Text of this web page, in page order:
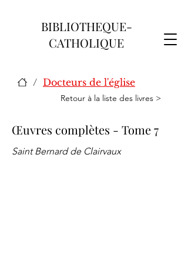
BIBLIOTHEQUE-
CATHOLIQUE
/ Docteurs de l'église
Retour à la liste des livres >
Œuvres complètes - Tome 7
Saint Bernard de Clairvaux